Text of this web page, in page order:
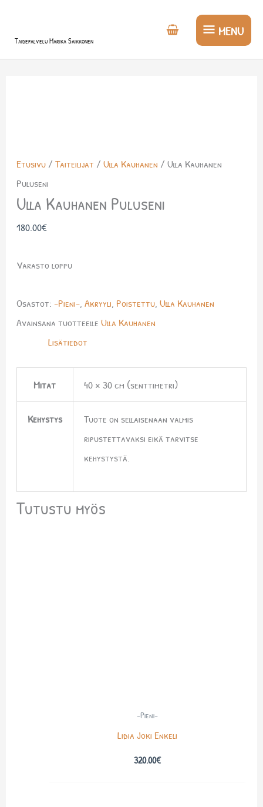
Taidepalvelu Marika Saikkonen
MENU
MENU
Etusivu/ Taiteilijat / Ulla Kauhanen / Ulla Kauhanen
Puluseni
Ulla Kauhanen Puluseni
180.00€
Varasto loppu
Osastot: -Pieni-, Akryyli, Poistettu, Ulla Kauhanen
Avainsana tuotteelle Ulla Kauhanen
Lisätiedot
Mitat 40 × 30 cm (senttimetri)
Kehystys
Tuote on sellaisenaan valmis
ripustettavaksi eikä tarvitse
kehystystä.
Tutustu myös
-Pieni-
Lidia Joki Enkeli
320.00€